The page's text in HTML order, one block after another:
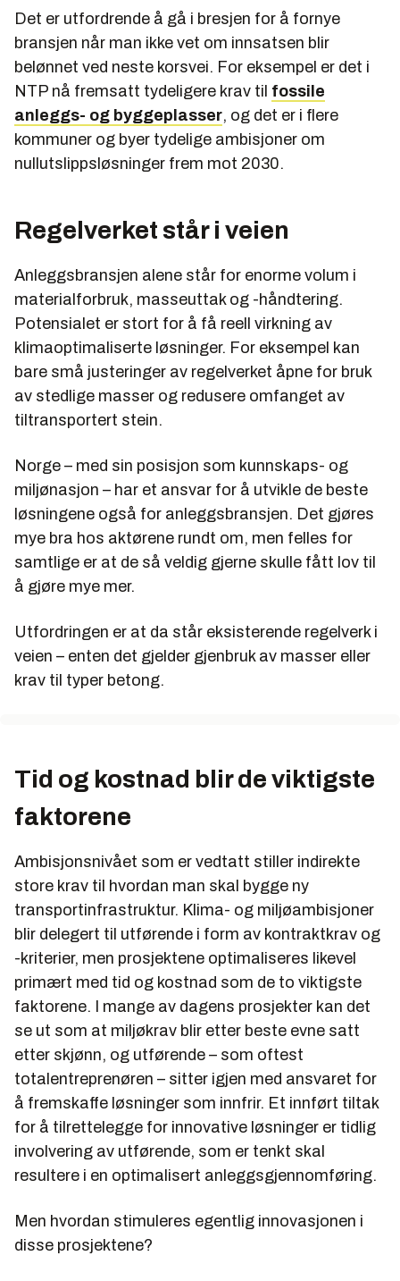
Det er utfordrende å gå i bresjen for å fornye
bransjen når man ikke vet om innsatsen blir
belønnet ved neste korsvei. For eksempel er det i
NTP nå fremsatt tydeligere krav til fossile
anleggs- og byggeplasser, og det er i flere
kommuner og byer tydelige ambisjoner om
nullutslippsløsninger frem mot 2030.
Regelverket står i veien
Anleggsbransjen alene står for enorme volum i
materialforbruk, masseuttak og -håndtering.
Potensialet er stort for å få reell virkning av
klimaoptimaliserte løsninger. For eksempel kan
bare små justeringer av regelverket åpne for bruk
av stedlige masser og redusere omfanget av
tiltransportert stein.
Norge – med sin posisjon som kunnskaps- og
miljønasjon – har et ansvar for å utvikle de beste
løsningene også for anleggsbransjen. Det gjøres
mye bra hos aktørene rundt om, men felles for
samtlige er at de så veldig gjerne skulle fått lov til
å gjøre mye mer.
Utfordringen er at da står eksisterende regelverk i
veien – enten det gjelder gjenbruk av masser eller
krav til typer betong.
Tid og kostnad blir de viktigste
faktorene
Ambisjonsnivået som er vedtatt stiller indirekte
store krav til hvordan man skal bygge ny
transportinfrastruktur. Klima- og miljøambisjoner
blir delegert til utførende i form av kontraktkrav og
-kriterier, men prosjektene optimaliseres likevel
primært med tid og kostnad som de to viktigste
faktorene. I mange av dagens prosjekter kan det
se ut som at miljøkrav blir etter beste evne satt
etter skjønn, og utførende – som oftest
totalentreprenøren – sitter igjen med ansvaret for
å fremskaffe løsninger som innfrir. Et innført tiltak
for å tilrettelegge for innovative løsninger er tidlig
involvering av utførende, som er tenkt skal
resultere i en optimalisert anleggsgjennomføring.
Men hvordan stimuleres egentlig innovasjonen i
disse prosjektene?